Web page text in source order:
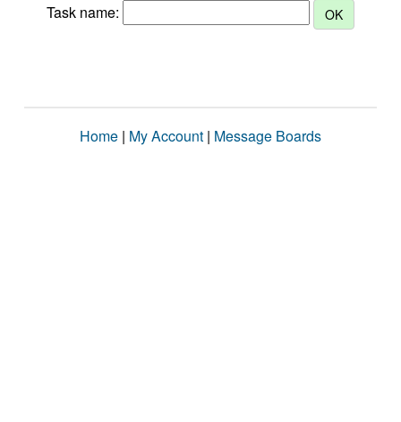
Task name:
Home | My Account | Message Boards